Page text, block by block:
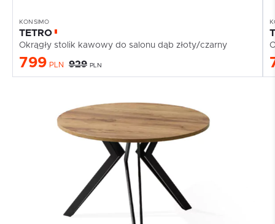
KONSIMO
TETRO
Okrągły stolik kawowy do salonu dąb złoty/czarny
799 PLN 929 PLN